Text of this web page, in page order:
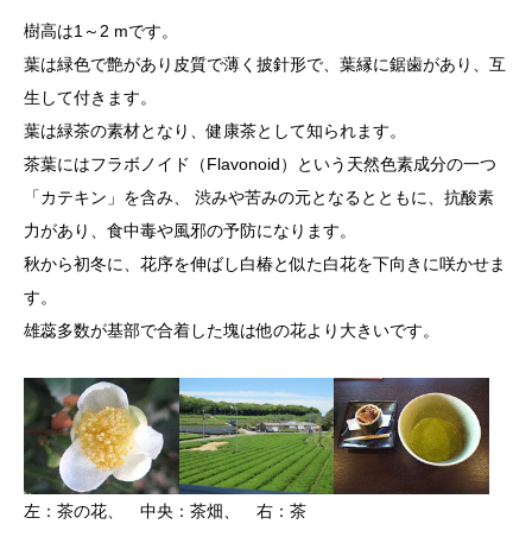
樹高は1～2 mです。
葉は緑色で艶があり皮質で薄く披針形で、葉縁に鋸歯があり、互
生して付きます。
葉は緑茶の素材となり、健康茶として知られます。
茶葉にはフラボノイド（Flavonoid）という天然色素成分の一つ
「カテキン」を含み、 渋みや苦みの元となるとともに、抗酸素
力があり、食中毒や風邪の予防になります。
秋から初冬に、花序を伸ばし白椿と似た白花を下向きに咲かせま
す。
雄蕊多数が基部で合着した塊は他の花より大きいです。
左：茶の花、 中央：茶畑、 右：茶